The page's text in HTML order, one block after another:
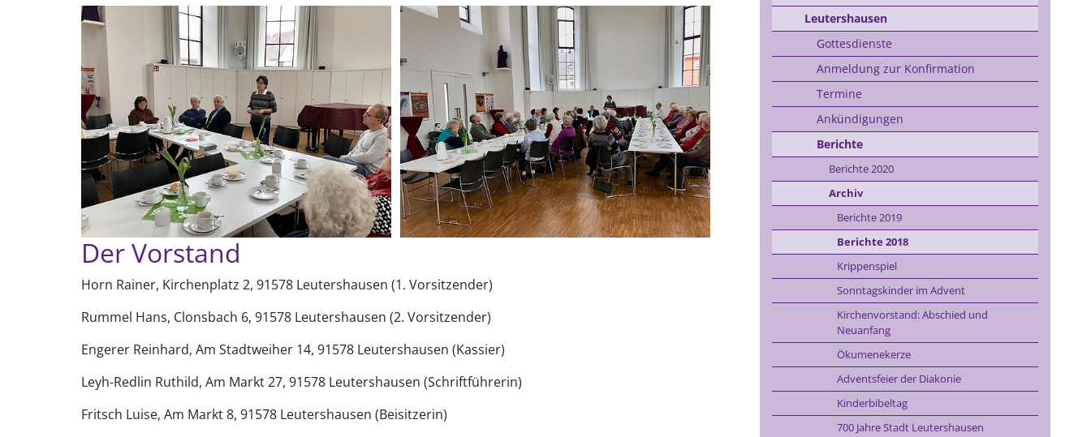
Der Vorstand
Horn Rainer, Kirchenplatz 2, 91578 Leutershausen (1. Vorsitzender)
Rummel Hans, Clonsbach 6, 91578 Leutershausen (2. Vorsitzender)
Engerer Reinhard, Am Stadtweiher 14, 91578 Leutershausen (Kassier)
Leyh-Redlin Ruthild, Am Markt 27, 91578 Leutershausen (Schriftführerin)
Fritsch Luise, Am Markt 8, 91578 Leutershausen (Beisitzerin)
Leutershausen
Gottesdienste
Anmeldung zur Konfirmation
Termine
Ankündigungen
Berichte
Berichte 2020
Archiv
Berichte 2019
Berichte 2018
Krippenspiel
Sonntagskinder im Advent
Kirchenvorstand: Abschied und
Neuanfang
Ökumenekerze
Adventsfeier der Diakonie
Kinderbibeltag
700 Jahre Stadt Leutershausen